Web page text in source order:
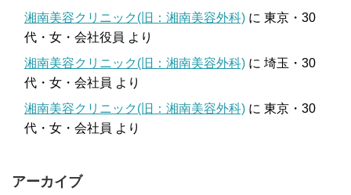
湘南美容クリニック(旧：湘南美容外科) に 東京・30
代・女・会社役員 より
湘南美容クリニック(旧：湘南美容外科) に 埼玉・30
代・女・会社員 より
湘南美容クリニック(旧：湘南美容外科) に 東京・30
代・女・会社員 より
アーカイブ